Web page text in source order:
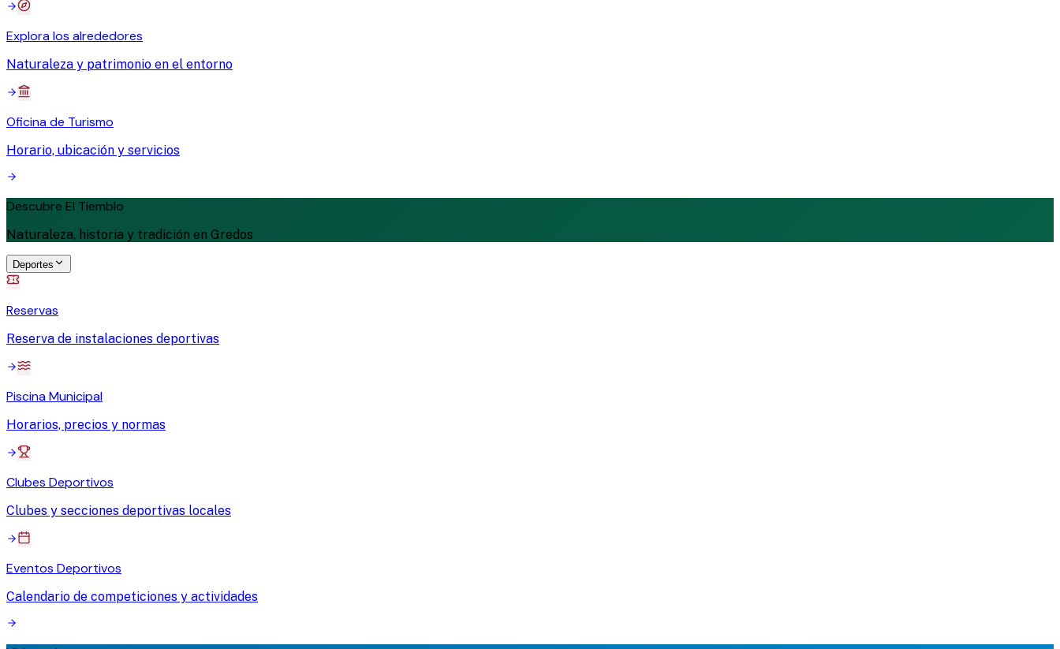
Explora los alrededores
Naturaleza y patrimonio en el entorno
Oficina de Turismo
Horario, ubicación y servicios
Descubre El Tiemblo
Naturaleza, historia y tradición en Gredos
Deportes
Reservas
Reserva de instalaciones deportivas
Piscina Municipal
Horarios, precios y normas
Clubes Deportivos
Clubes y secciones deportivas locales
Eventos Deportivos
Calendario de competiciones y actividades